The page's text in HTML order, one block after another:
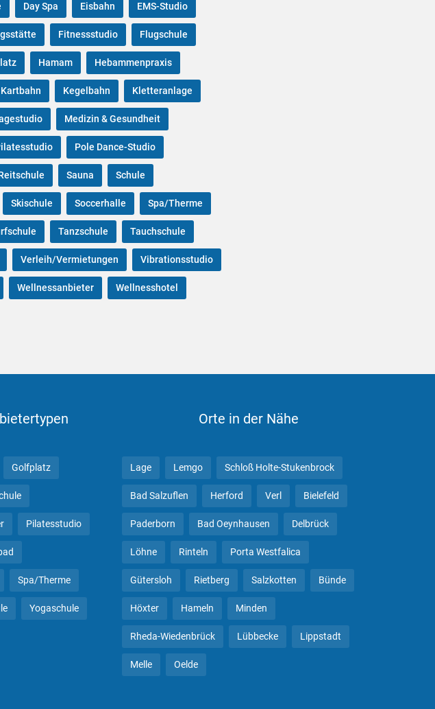
Day Spa Eisbahn EMS-Studio
Fitnessstudio Flugschule
Hamam Hebammenpraxis
Kartbahn Kegelbahn Kletteranlage
Medizin & Gesundheit
Pole Dance-Studio
Sauna Schule
Skischule Soccerhalle Spa/Therme
Tanzschule Tauchschule
Verleih/Vermietungen Vibrationsstudio
Wellnessanbieter Wellnesshotel
Golfplatz
Pilatesstudio
Spa/Therme
Yogaschule
Orte in der Nähe
Lage Lemgo Schloß Holte-Stukenbrock
Bad Salzuflen Herford Verl Bielefeld
Paderborn Bad Oeynhausen Delbrück
Löhne Rinteln Porta Westfalica
Gütersloh Rietberg Salzkotten Bünde
Höxter Hameln Minden
Rheda-Wiedenbrück Lübbecke Lippstadt
Melle Oelde